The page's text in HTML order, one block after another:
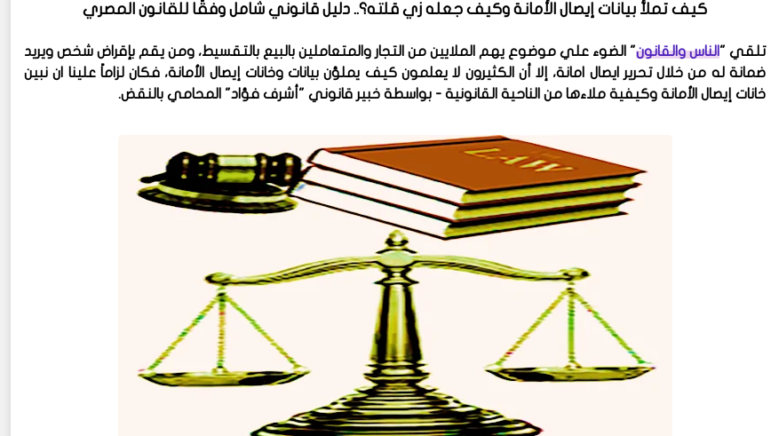
كيف تملأ بيانات إيصال الأمانة وكيف جعله زي قلته؟.. دليل قانوني شامل وفقًا للقانون المصري
تلقي "الناس والقانون" الضوء علي موضوع يهم الملايين من التجار والمتعاملين بالبيع بالتقسيط، ومن يقم بإقراض شخص ويريد
ضمانة له من خلال تحرير ايصال امانة، إلا أن الكثيرون لا يعلمون كيف يملؤن بيانات وخانات إيصال الأمانة، فكان لزاماً علينا ان نبين
خانات إيصال الأمانة وكيفية ملاءها من الناحية القانونية - بواسطة خبير قانوني "أشرف فؤاد" المحامي بالنقض.